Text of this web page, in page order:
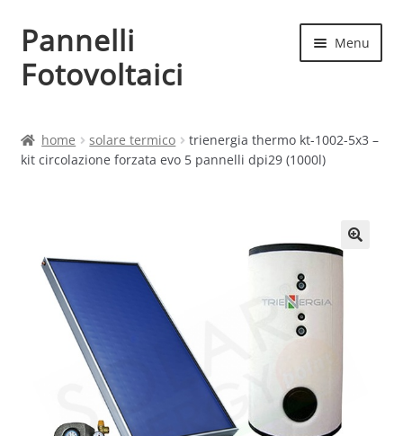
Vai
alla
navigazione
Vai
al
contenuto
Pannelli
Fotovoltaici
Menu
Cart
Chi siamo
Contatti
My account
home solare termico
trienergia thermo kt-1002-5x3 –
kit circolazione forzata evo 5 pannelli dpi29 (1000l)